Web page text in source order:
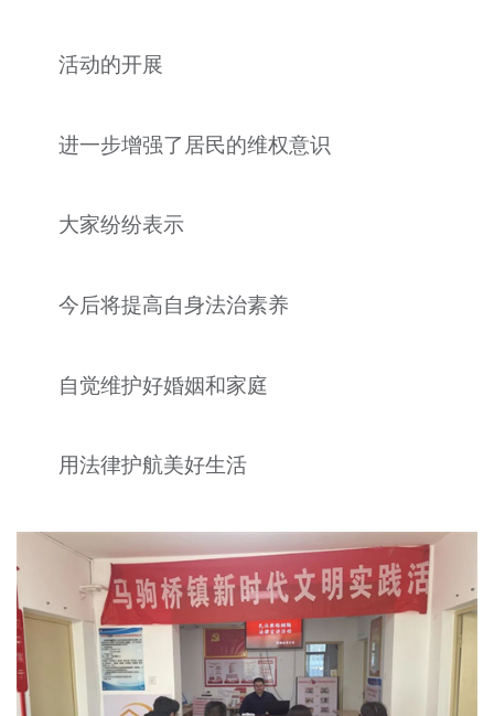
活动的开展
进一步增强了居民的维权意识
大家纷纷表示
今后将提高自身法治素养
自觉维护好婚姻和家庭
用法律护航美好生活